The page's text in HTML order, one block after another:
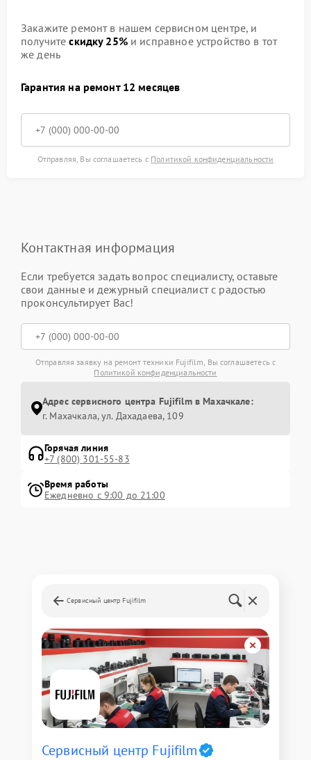
Закажите ремонт в нашем сервисном центре, и
получитескидку 25%и исправное устройство в тот
же день
Гарантия на ремонт 12 месяцев
Отправляя, Вы соглашаетесь с Политикой конфиденциальности
Контактная информация
Если требуется задать вопрос специалисту, оставьте
свои данные и дежурный специалист с радостью
проконсультирует Вас!
Отправляя заявку на ремонт техники Fujifilm, Вы соглашаетесь с
Политикой конфиденциальности
Адрес сервисного центра Fujifilm в Махачкале:
г. Махачкала, ул. Дахадаева, 109
Горячая линия
+7 (800) 301-55-83
Время работы
Ежедневно с 9:00 до 21:00
Сервисный центр Fujifilm
Сервисный центр Fujifilm